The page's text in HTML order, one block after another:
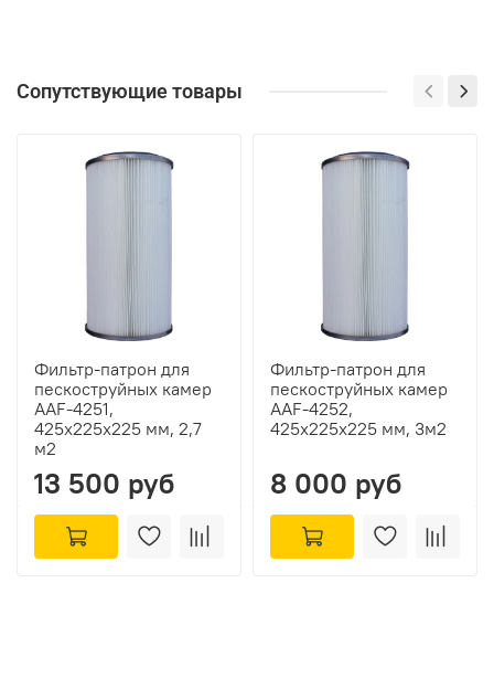
Сопутствующие товары
Фильтр-патрон для
пескоструйных камер
AAF-4251,
425х225х225 мм, 2,7
м2
13 500 руб
Фильтр-патрон для
пескоструйных камер
AAF-4252,
425х225х225 мм, 3м2
8 000 руб